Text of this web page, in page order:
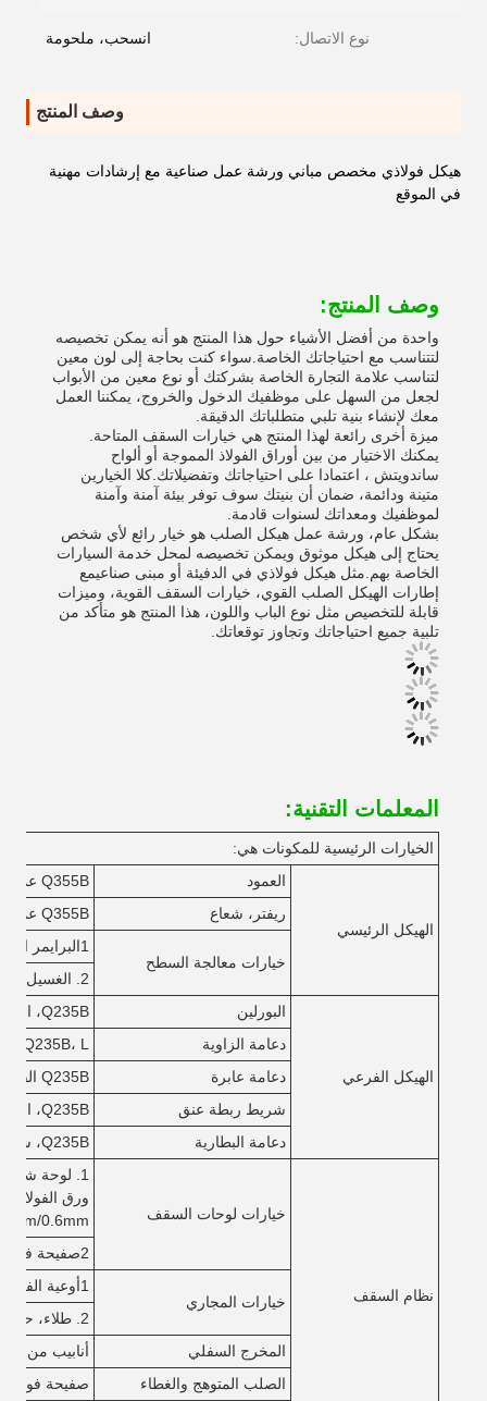
نوع الاتصال: انسحب، ملحومة
وصف المنتج
هيكل فولاذي مخصص مباني ورشة عمل صناعية مع إرشادات مهنية
في الموقع
وصف المنتج:
واحدة من أفضل الأشياء حول هذا المنتج هو أنه يمكن تخصيصه
لتتناسب مع احتياجاتك الخاصة.سواء كنت بحاجة إلى لون معين
لتناسب علامة التجارة الخاصة بشركتك أو نوع معين من الأبواب
لجعل من السهل على موظفيك الدخول والخروج، يمكننا العمل
معك لإنشاء بنية تلبي متطلباتك الدقيقة.
ميزة أخرى رائعة لهذا المنتج هي خيارات السقف المتاحة.
يمكنك الاختيار من بين أوراق الفولاذ المموجة أو ألواح
ساندويتش ، اعتمادا على احتياجاتك وتفضيلاتك.كلا الخيارين
متينة ودائمة، ضمان أن بنيتك سوف توفر بيئة آمنة وآمنة
لموظفيك ومعداتك لسنوات قادمة.
بشكل عام، ورشة عمل هيكل الصلب هو خيار رائع لأي شخص
يحتاج إلى هيكل موثوق ويمكن تخصيصه لمحل خدمة السيارات
الخاصة بهم.مثل هيكل فولاذي في الدفيئة أو مبنى صناعيمع
إطارات الهيكل الصلب القوي، خيارات السقف القوية، وميزات
قابلة للتخصيص مثل نوع الباب واللون، هذا المنتج هو متأكد من
تلبية جميع احتياجاتك وتجاوز توقعاتك.
المعلمات التقنية:
الخيارات الرئيسية للمكونات هي:
الهيكل الرئيسي
العمود
Q355B عمود H المطاوئ
ريفتر، شعاع
Q355B عمود H المطاوئ
خيارات معالجة السطح
1البرايمر الغني بالزنك الايبوكسي + الطلاء الايبوكسي الميكا
2. الغسيل الساخن
الهيكل الفرعي
البورلين
Q235B، الفولاذ القسم C، التصبغ 80-275g/m2
دعامة الزاوية
Q235B، L- الفولاذ
دعامة عابرة
Q235B القضيب المستدير من الفولاذ L
شريط ربطة عنق
Q235B، الأنابيب المستديرة
دعامة البطارية
Q235B، شريط مستدير
نظام السقف
خيارات لوحات السقف
0.6mm
2صفيحة فولاذية، سمك 0.4mm-0.6mm
خيارات المجاري
1أوعية الفولاذ المصنوعة من الصلب المغلف، سمكها 2.0mm/2.5mm، 3.0mm
2. طلاء، حفرة الصلب المُسَبَّقة، سمك 0.4mm/0.5mm/0.6mm
المخرج السفلي
أنابيب من
الصلب المتوهج والغطاء
صفيحة